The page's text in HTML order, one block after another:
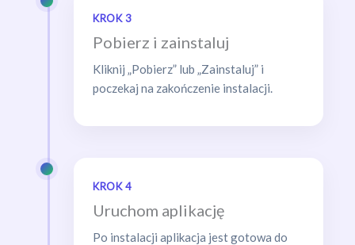
KROK 3
Pobierz i zainstaluj
Kliknij „Pobierz” lub „Zainstaluj” i
poczekaj na zakończenie instalacji.
KROK 4
Uruchom aplikację
Po instalacji aplikacja jest gotowa do